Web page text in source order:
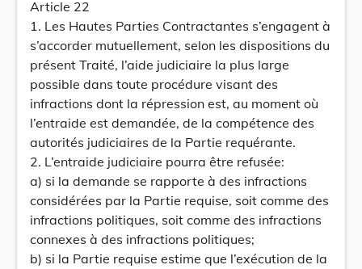
Article 22
1. Les Hautes Parties Contractantes s’engagent à
s’accorder mutuellement, selon les dispositions du
présent Traité, l’aide judiciaire la plus large
possible dans toute procédure visant des
infractions dont la répression est, au moment où
l’entraide est demandée, de la compétence des
autorités judiciaires de la Partie requérante.
2. L’entraide judiciaire pourra être refusée:
a) si la demande se rapporte à des infractions
considérées par la Partie requise, soit comme des
infractions politiques, soit comme des infractions
connexes à des infractions politiques;
b) si la Partie requise estime que l’exécution de la